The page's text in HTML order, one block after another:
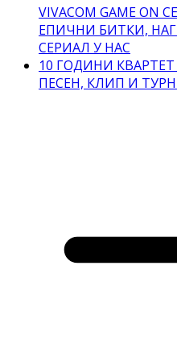
VIVACOM GAME
ЕПИЧНИ БИТКИ,
СЕРИАЛ У НАС
10 ГОДИНИ
ПЕСЕН, КЛИП И